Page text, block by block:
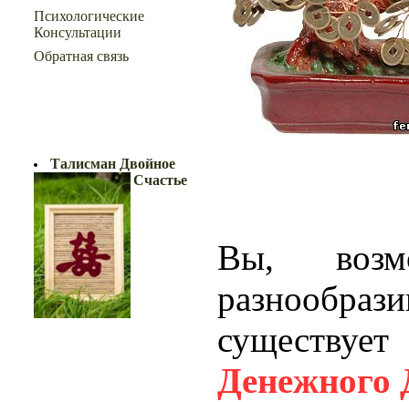
Психологические
Консультации
Обратная связь
Талисман Двойное
Счастье
Вы,
Денежного